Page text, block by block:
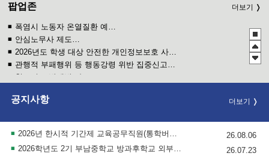
팝업존 더보기
청소년 도박예방 카드뉴스
관행적 부패행위 등 행동강령 위반 집중신고기간 운영
2026년도 학생 대상 안전한 개인정보보호 사례 공모전
안심노무사 제도 홍보
폭염시 노동자 온열질환 예방수칙
2026 학생 성장 지원 학부모 아카데미 운영
공지사항 더보기
2026년 한시적 기간제 교육공무직원(통학버스안전지도사) 채용 공고
26.08.06
2026학년도 2기 부남중학교 방과후학교 외부강사 재공고
26.07.23